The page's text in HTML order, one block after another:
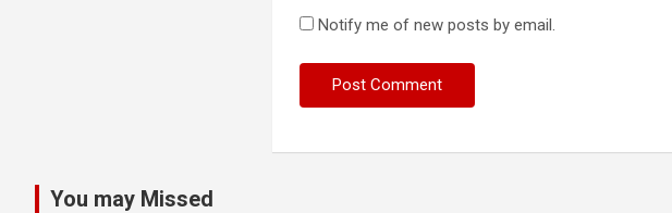
Notify me of new posts by email.
You may Missed